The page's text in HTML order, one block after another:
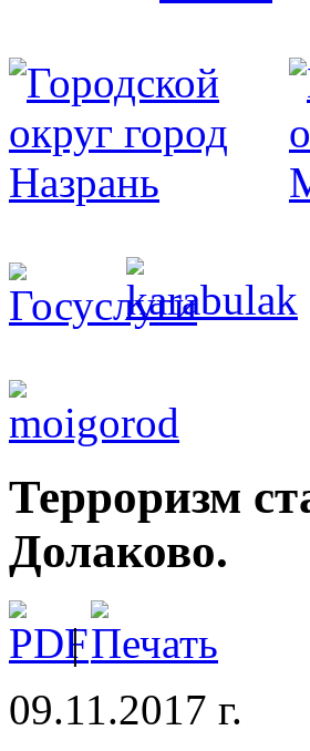
Терроризм
Долаково.
|
09.11.2017 г.